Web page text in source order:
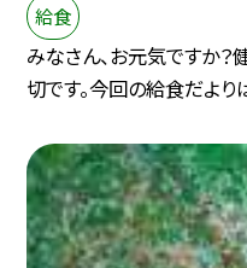
給食
みなさん、お元気ですか
切です。今回の給食だより